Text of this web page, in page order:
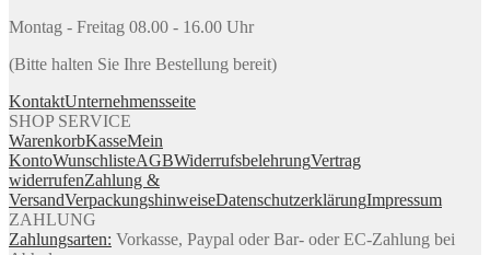
Montag - Freitag 08.00 - 16.00 Uhr
(Bitte halten Sie Ihre Bestellung bereit)
KontaktUnternehmensseite
SHOP SERVICE
WarenkorbKasseMein
KontoWunschlisteAGBWiderrufsbelehrungVertrag
widerrufenZahlung &
VersandVerpackungshinweiseDatenschutzerklärungImpressum
ZAHLUNG
Zahlungsarten: Vorkasse, Paypal oder Bar- oder EC-Zahlung bei